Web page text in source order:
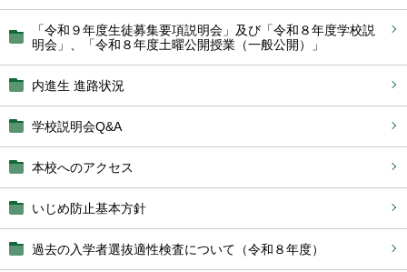
「令和９年度生徒募集要項説明会」及び「令和８年度学校説
明会」、「令和８年度土曜公開授業（一般公開）」
内進生 進路状況
学校説明会Q&A
本校へのアクセス
いじめ防止基本方針
過去の入学者選抜適性検査について（令和８年度）